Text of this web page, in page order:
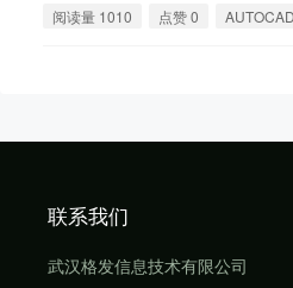
阅读量 1010 点赞 0 AUTOCAD
联系我们
武汉格发信息技术有限公司